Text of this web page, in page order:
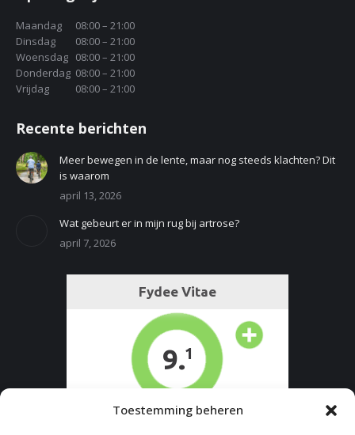
Toestemming beheren
in
new
window
in
new
window
Maandag
08:00 – 21:00
Dinsdag
08:00 – 21:00
Woensdag 08:00 – 21:00
Donderdag 08:00 – 21:00
Vrijdag
08:00 – 21:00
Recente berichten
Meer bewegen in de lente, maar nog steeds klachten? Dit
is waarom
april 13, 2026
Wat gebeurt er in mijn rug bij artrose?
april 7, 2026